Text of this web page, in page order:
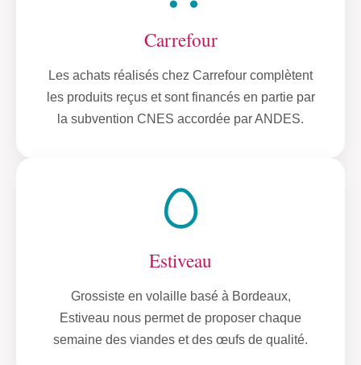
Carrefour
Les achats réalisés chez Carrefour complètent
les produits reçus et sont financés en partie par
la subvention CNES accordée par ANDES.
Estiveau
Grossiste en volaille basé à Bordeaux,
Estiveau nous permet de proposer chaque
semaine des viandes et des œufs de qualité.